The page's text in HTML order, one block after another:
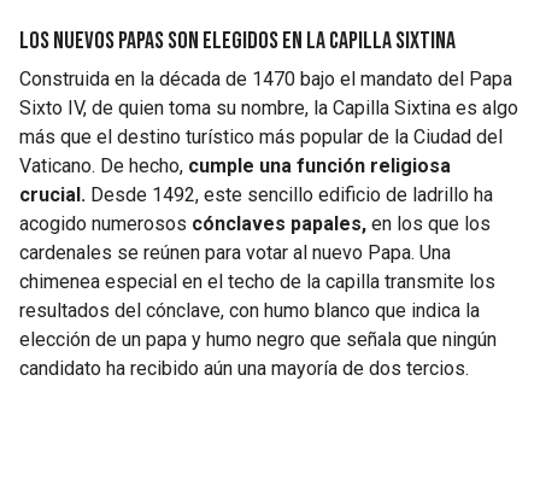
Los nuevos papas son elegidos en la Capilla Sixtina
Construida en la década de 1470 bajo el mandato del Papa
Sixto IV, de quien toma su nombre, la Capilla Sixtina es algo
más que el destino turístico más popular de la Ciudad del
Vaticano. De hecho, cumple una función religiosa
crucial. Desde 1492, este sencillo edificio de ladrillo ha
acogido numerosos cónclaves papales, en los que los
cardenales se reúnen para votar al nuevo Papa. Una
chimenea especial en el techo de la capilla transmite los
resultados del cónclave, con humo blanco que indica la
elección de un papa y humo negro que señala que ningún
candidato ha recibido aún una mayoría de dos tercios.